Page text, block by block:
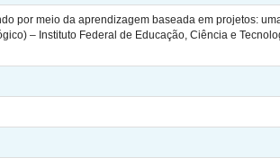
por meio da aprendizagem baseada em projetos:
– Instituto Federal de Educação, Ciência e